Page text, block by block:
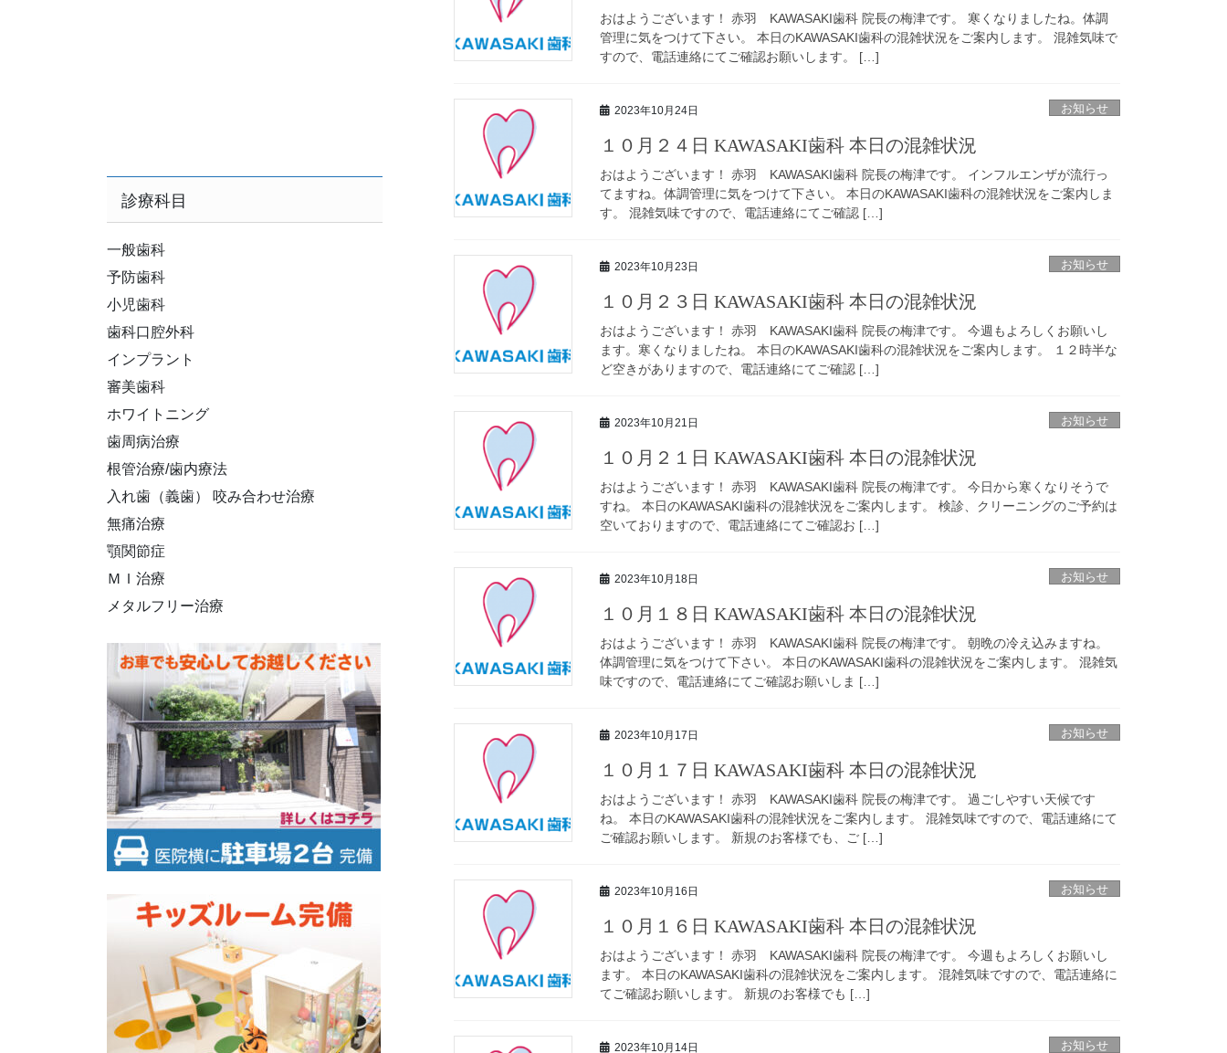
おはようございます！ 赤羽 KAWASAKI歯科 院長の梅津です。 寒くなりましたね。体調
管理に気をつけて下さい。 本日のKAWASAKI歯科の混雑状況をご案内します。 混雑気味で
すので、電話連絡にてご確認お願いします。 […]
2023年10月24日 お知らせ
１０月２４日 KAWASAKI歯科 本日の混雑状況
おはようございます！ 赤羽 KAWASAKI歯科 院長の梅津です。 インフルエンザが流行っ
てますね。体調管理に気をつけて下さい。 本日のKAWASAKI歯科の混雑状況をご案内しま
す。 混雑気味ですので、電話連絡にてご確認 […]
2023年10月23日 お知らせ
１０月２３日 KAWASAKI歯科 本日の混雑状況
おはようございます！ 赤羽 KAWASAKI歯科 院長の梅津です。 今週もよろしくお願いし
ます。寒くなりましたね。 本日のKAWASAKI歯科の混雑状況をご案内します。 １２時半な
ど空きがありますので、電話連絡にてご確認 […]
2023年10月21日 お知らせ
１０月２１日 KAWASAKI歯科 本日の混雑状況
おはようございます！ 赤羽 KAWASAKI歯科 院長の梅津です。 今日から寒くなりそうで
すね。 本日のKAWASAKI歯科の混雑状況をご案内します。 検診、クリーニングのご予約は
空いておりますので、電話連絡にてご確認お […]
2023年10月18日 お知らせ
１０月１８日 KAWASAKI歯科 本日の混雑状況
おはようございます！ 赤羽 KAWASAKI歯科 院長の梅津です。 朝晩の冷え込みますね。
体調管理に気をつけて下さい。 本日のKAWASAKI歯科の混雑状況をご案内します。 混雑気
味ですので、電話連絡にてご確認お願いしま […]
2023年10月17日 お知らせ
１０月１７日 KAWASAKI歯科 本日の混雑状況
おはようございます！ 赤羽 KAWASAKI歯科 院長の梅津です。 過ごしやすい天候です
ね。 本日のKAWASAKI歯科の混雑状況をご案内します。 混雑気味ですので、電話連絡にて
ご確認お願いします。 新規のお客様でも、ご […]
2023年10月16日 お知らせ
１０月１６日 KAWASAKI歯科 本日の混雑状況
おはようございます！ 赤羽 KAWASAKI歯科 院長の梅津です。 今週もよろしくお願いし
ます。 本日のKAWASAKI歯科の混雑状況をご案内します。 混雑気味ですので、電話連絡に
てご確認お願いします。 新規のお客様でも […]
2023年10月14日 お知らせ
診療科目
一般歯科
予防歯科
小児歯科
歯科口腔外科
インプラント
審美歯科
ホワイトニング
歯周病治療
根管治療/歯内療法
入れ歯（義歯） 咬み合わせ治療
無痛治療
顎関節症
ＭＩ治療
メタルフリー治療